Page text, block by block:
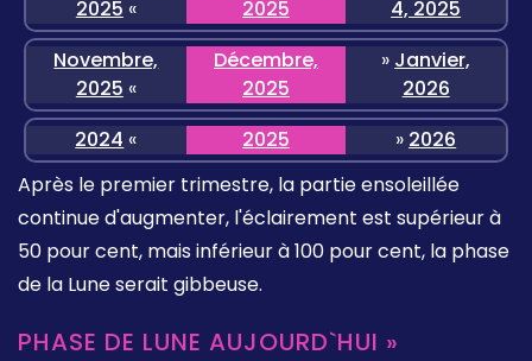
2025 «
2025
4, 2025
Novembre,
2025 «
Décembre,
2025
» Janvier,
2026
2024 « 2025 » 2026
Après le premier trimestre, la partie ensoleillée
continue d'augmenter, l'éclairement est supérieur à
50 pour cent, mais inférieur à 100 pour cent, la phase
de la Lune serait gibbeuse.
PHASE DE LUNE AUJOURD`HUI »